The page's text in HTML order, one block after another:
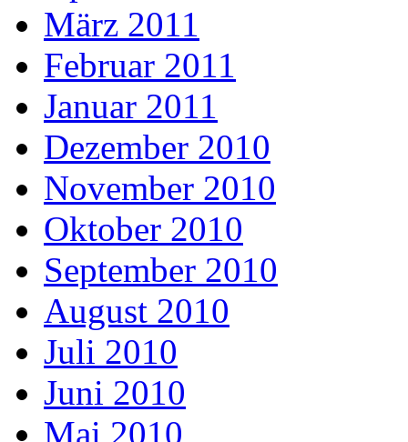
März 2011
Februar 2011
Januar 2011
Dezember 2010
November 2010
Oktober 2010
September 2010
August 2010
Juli 2010
Juni 2010
Mai 2010